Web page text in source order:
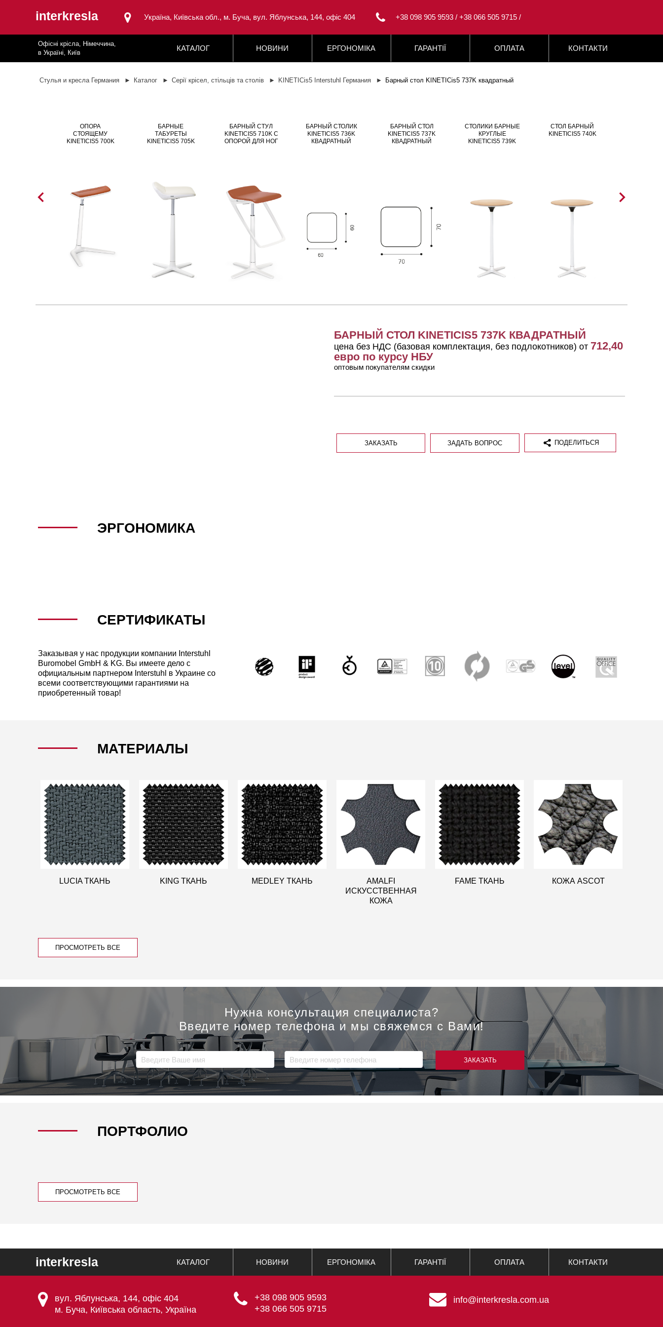
interkresla Україна, Київська обл., м. Буча, вул. Яблунська, 144, офіс 404 +38 098 905 9593 / +38 066 505 9715 /
Офісні крісла, Німеччина,
в Україні, Київ
КАТАЛОГ НОВИНИ ЕРГОНОМІКА ГАРАНТІЇ ОПЛАТА КОНТАКТИ
Стулья и кресла Германия Каталог Серії крісел, стільців та столів KINETICis5 Interstuhl Германия Барный стол KINETICis5 737K квадратный
ОПОРА
СТОЯЩЕМУ
KINETICIS5 700K
БАРНЫЕ
ТАБУРЕТЫ
KINETICIS5 705K
БАРНЫЙ СТУЛ
KINETICIS5 710K С
ОПОРОЙ ДЛЯ НОГ
БАРНЫЙ СТОЛИК
KINETICIS5 736K
КВАДРАТНЫЙ
БАРНЫЙ СТОЛ
KINETICIS5 737K
КВАДРАТНЫЙ
СТОЛИКИ БАРНЫЕ
КРУГЛЫЕ
KINETICIS5 739K
СТОЛ БАРНЫЙ
KINETICIS5 740K
БАРНЫЙ СТОЛ KINETICIS5 737K КВАДРАТНЫЙ
цена без НДС (базовая комплектация, без подлокотников) от 712,40
евро по курсу НБУ
оптовым покупателям скидки
ЗАКАЗАТЬ ЗАДАТЬ ВОПРОС ПОДЕЛИТЬСЯ
ЭРГОНОМИКА
СЕРТИФИКАТЫ
Заказывая у нас продукции компании Interstuhl
Buromobel GmbH & KG. Вы имеете дело с
официальным партнером Interstuhl в Украине со
всеми соответствующими гарантиями на
приобретенный товар!
МАТЕРИАЛЫ
LUCIA ТКАНЬ KING ТКАНЬ MEDLEY ТКАНЬ
AMALFI
ИСКУССТВЕННАЯ
КОЖА
FAME ТКАНЬ КОЖА ASCOT
ПРОСМОТРЕТЬ ВСЕ
Нужна консультация специалиста?
Введите номер телефона и мы свяжемся с Вами!
ЗАКАЗАТЬ
ПОРТФОЛИО
ПРОСМОТРЕТЬ ВСЕ
interkresla КАТАЛОГ НОВИНИ ЕРГОНОМІКА ГАРАНТІЇ ОПЛАТА КОНТАКТИ
вул. Яблунська, 144, офіс 404
м. Буча, Київська область, Україна
+38 098 905 9593
+38 066 505 9715
info@interkresla.com.ua